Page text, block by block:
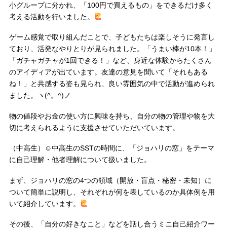
小グループに分かれ、「100円で買えるもの」をできるだけ多く
考える活動を行いました。
ゲーム感覚で取り組んだことで、子どもたちは楽しそうに発言し
ており、活発なやりとりが見られました。「うまい棒が10本！」
「ガチャガチャが1回できる！」など、身近な体験からたくさん
のアイディアが出ています。友達の意見を聞いて「それもある
ね！」と共感する姿も見られ、良い雰囲気の中で活動が進められ
ました。ヽ(^。^)ノ
物の値段やお金の使い方に興味を持ち、自分の物の管理や物を大
切に考えられるように支援させていただいています。
（中高生）☺中高生のSSTの時間に、「ジョハリの窓」をテーマ
に自己理解・他者理解について扱いました。
まず、ジョハリの窓の4つの領域（開放・盲点・秘密・未知）に
ついて簡単に説明し、それぞれが何を表しているのか具体例を用
いて紹介しています。
その後、「自分の好きなこと」などを話し合うミニ自己紹介ワー